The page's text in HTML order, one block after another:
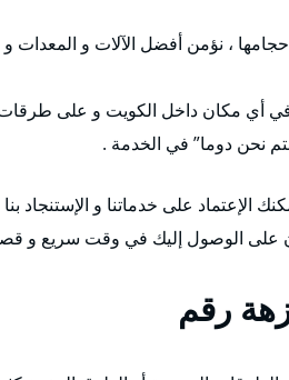
، نؤمن أفضل الآلات و المعدات
أي مكان داخل الكويت و على
نحن دوما” في الخدمة .
الإعتماد على خدماتنا و الإستنجاد
على الوصول إليك في وقت سريع و
رقم